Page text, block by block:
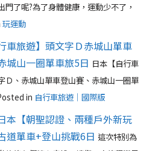
門了呢?為了身體健康，運動少不了，
玩運動
車旅遊】頭文字Ｄ赤城山單車
城山一圈單車旅5日 日本【自行車
Ｄ、赤城山單車登山賽、赤城山一圈單
in 自行車旅遊｜國際版
本【朝聖認證、兩種戶外新玩
道單車+登山挑戰6日 這次特別為